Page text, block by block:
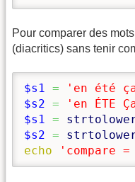
Pour comparer des
(diacritics) sans tenir
$s1 = 'en été
$s2 = 'en ÉTE
$s1 =
$s2 =
echo
'compare